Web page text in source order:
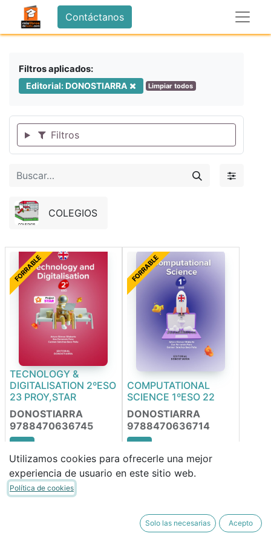
Contáctanos
Filtros aplicados:
Editorial: DONOSTIARRA Limpiar todos
Filtros
COLEGIOS
FORRABLE
TECNOLOGY &
DIGITALISATION 2ºESO
23 PROY,STAR
DONOSTIARRA
9788470636745
42,06€
35,75€
FORRABLE
COMPUTATIONAL
SCIENCE 1ºESO 22
DONOSTIARRA
9788470636714
40,32€
34,27
FORRABLE
Utilizamos cookies para ofrecerle una mejor
experiencia de usuario en este sitio web.
Política de cookies
Solo las necesarias Acepto